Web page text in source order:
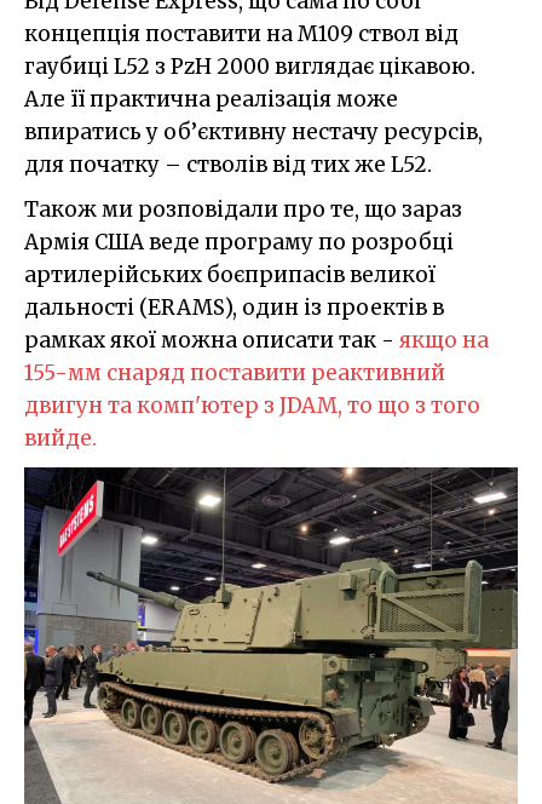
концепція поставити на M109 ствол від
гаубиці L52 з PzH 2000 виглядає цікавою.
Але її практична реалізація може
впиратись у об’єктивну нестачу ресурсів,
для початку – стволів від тих же L52.
Також ми розповідали про те, що зараз
Армія США веде програму по розробці
артилерійських боєприпасів великої
дальності (ERAMS), один із проектів в
рамках якої можна описати так - якщо на
155-мм снаряд поставити реактивний
двигун та комп'ютер з JDAM, то що з того
вийде.